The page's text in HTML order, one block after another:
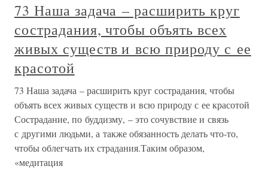
73 Наша задача – расширить круг
сострадания, чтобы объять всех
живых существ и всю природу с ее
красотой
73 Наша задача – расширить круг сострадания, чтобы
объять всех живых существ и всю природу с ее красотой
Сострадание, по буддизму, – это сочувствие и связь
с другими людьми, а также обязанность делать что-то,
чтобы облегчать их страдания.Таким образом,
«медитация